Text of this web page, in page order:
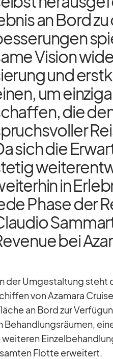
an Bord
Vi­sion
und
um
die
sich die
in
Phase der
bei
der Um­ge­stal­tung steht
von Aza­mara
an Bord zur
Be­hand­lungs­räu­men,
wei­te­ren
Flotte er­wei­tert.